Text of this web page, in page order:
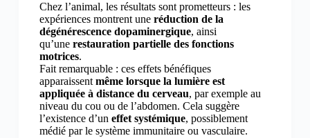
Chez l’animal, les résultats sont prometteurs : les
expériences montrent une réduction de la
dégénérescence dopaminergique, ainsi
qu’une restauration partielle des fonctions
motrices.
Fait remarquable : ces effets bénéfiques
apparaissent même lorsque la lumière est
appliquée à distance du cerveau, par exemple au
niveau du cou ou de l’abdomen. Cela suggère
l’existence d’un effet systémique, possiblement
médié par le système immunitaire ou vasculaire.